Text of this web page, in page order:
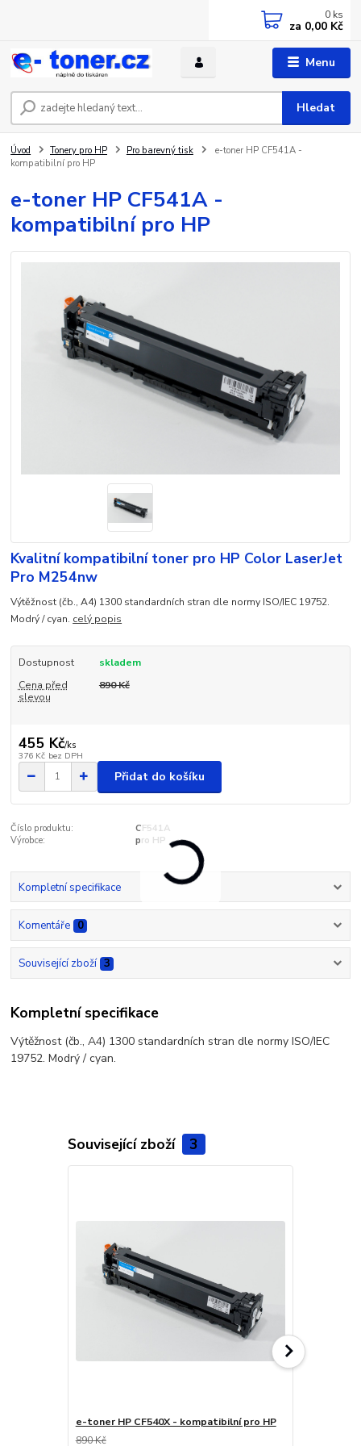
Menu
Hledat
0 ks
za 0,00 Kč
Úvod Tonery pro HP Pro barevný tisk
e-toner HP CF541A -
kompatibilní pro HP
e-toner HP CF541A -
kompatibilní pro HP
Kvalitní kompatibilní toner pro HP Color LaserJet
Pro M254nw
Výtěžnost (čb., A4) 1300 standardních stran dle normy ISO/IEC 19752.
Modrý / cyan. celý popis
Dostupnost
skladem
Cena před
slevou
890 Kč
455 Kč/ks
376 Kč bez DPH
Přidat do košíku
Číslo produktu:
CF541A
Výrobce:
pro HP
Kompletní specifikace
Komentáře 0
Související zboží 3
Kompletní specifikace
Výtěžnost (čb., A4) 1300 standardních stran dle normy ISO/IEC
19752. Modrý / cyan.
Související zboží 3
e-toner HP CF540X - kompatibilní pro HP
890 Kč